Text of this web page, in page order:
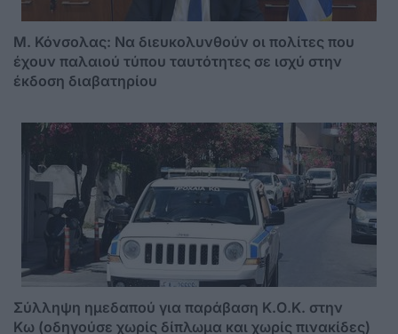
Μ. Κόνσολας: Να διευκολυνθούν οι πολίτες που
έχουν παλαιού τύπου ταυτότητες σε ισχύ στην
έκδοση διαβατηρίου
Σύλληψη ημεδαπού για παράβαση Κ.Ο.Κ. στην
Κω (οδηγούσε χωρίς δίπλωμα και χωρίς πινακίδες)